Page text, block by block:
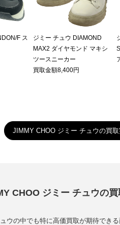
F ス
ジミー チュウ DIAMOND
MAX2 ダイヤモンド マキシ
ツースニーカー
買取金額8,400円
JIMMY CHOO ジミー チュウの買
CHOO ジミー チュウの
ウの中でも特に高価買取が期待できる